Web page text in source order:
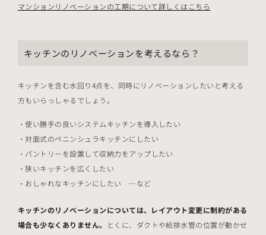
マンションリノベーションの工期について詳しくはこちら
キッチンのリノベーションを考えるなら？
キッチンを含む水回り4点を、同時にリノベーションしたいと考える
方もいらっしゃるでしょう。
使い勝手の良いシステムキッチンを導入したい
対面式のペニンシュラキッチンにしたい
パントリーを設置して収納力をアップしたい
狭いキッチンを広くしたい
おしゃれなキッチンにしたい …など
キッチンのリノベーションについては、レイアウト変更に制約がある
場合も少なくありません。 とくに、ダクトや給排水管の位置が動かせ